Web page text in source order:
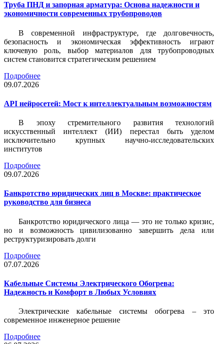
Труба ПНД и запорная арматура: Основа надежности и
экономичности современных трубопроводов
В современной инфраструктуре, где долговечность,
безопасность и экономическая эффективность играют
ключевую роль, выбор материалов для трубопроводных
систем становится стратегическим решением
Подробнее
09.07.2026
API нейросетей: Мост к интеллектуальным возможностям
В эпоху стремительного развития технологий
искусственный интеллект (ИИ) перестал быть уделом
исключительно крупных научно-исследовательских
институтов
Подробнее
09.07.2026
Банкротство юридических лиц в Москве: практическое
руководство для бизнеса
Банкротство юридического лица — это не только кризис,
но и возможность цивилизованно завершить дела или
реструктуризировать долги
Подробнее
07.07.2026
Кабельные Системы Электрического Обогрева:
Надежность и Комфорт в Любых Условиях
Электрические кабельные системы обогрева – это
современное инженерное решение
Подробнее